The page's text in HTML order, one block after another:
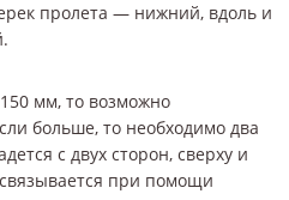
пролета — нижний, вдоль и
мм, то возможно
больше, то необходимо два
с двух сторон, сверху и
при помощи